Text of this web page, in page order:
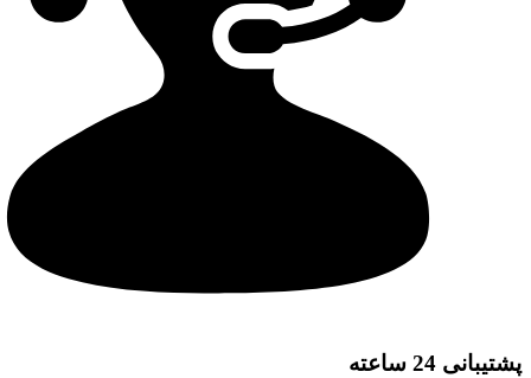
پشتیبانی 24 ساعته